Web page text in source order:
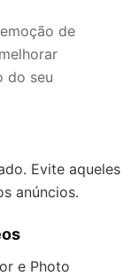
de
do seu
Evite aqueles
anúncios.
e Photo